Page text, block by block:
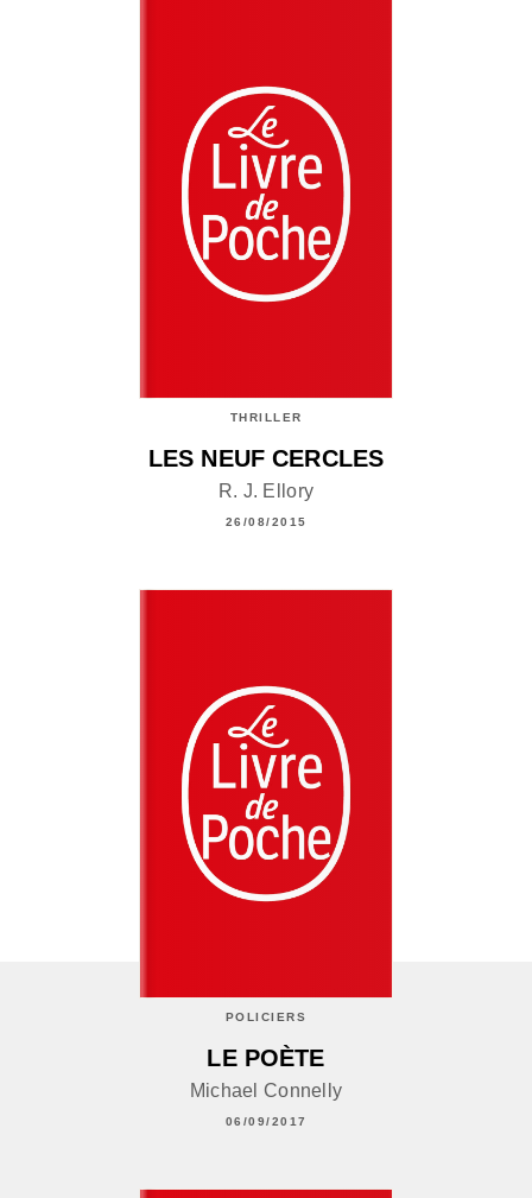
THRILLER
LES NEUF CERCLES
R. J. Ellory
26/08/2015
POLICIERS
LE POÈTE
Michael Connelly
06/09/2017